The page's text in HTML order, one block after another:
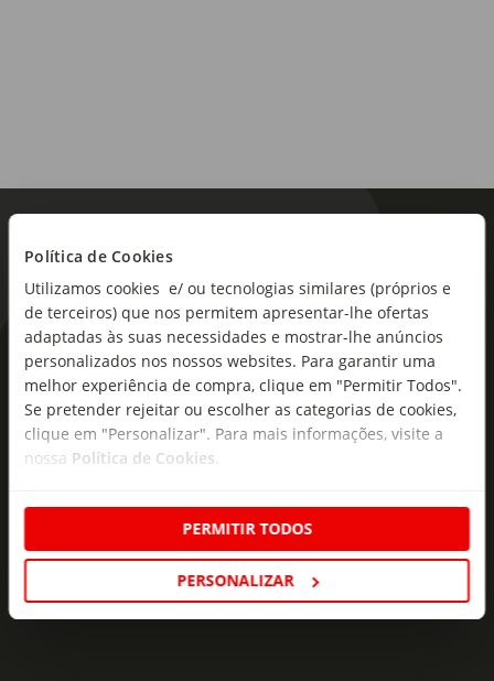
Política de Cookies
Utilizamos cookies e/ ou tecnologias similares (próprios e
de terceiros) que nos permitem apresentar-lhe ofertas
adaptadas às suas necessidades e mostrar-lhe anúncios
personalizados nos nossos websites. Para garantir uma
melhor experiência de compra, clique em "Permitir Todos".
Se pretender rejeitar ou escolher as categorias de cookies,
clique em "Personalizar". Para mais informações, visite a
nossa Política de Cookies.
PERMITIR TODOS
PERSONALIZAR
As novidades mais frescas no
seu e-mail!
Subscreva e descubra campanhas exclusivas,
ofertas e novidades para si.
Insira o seu e-